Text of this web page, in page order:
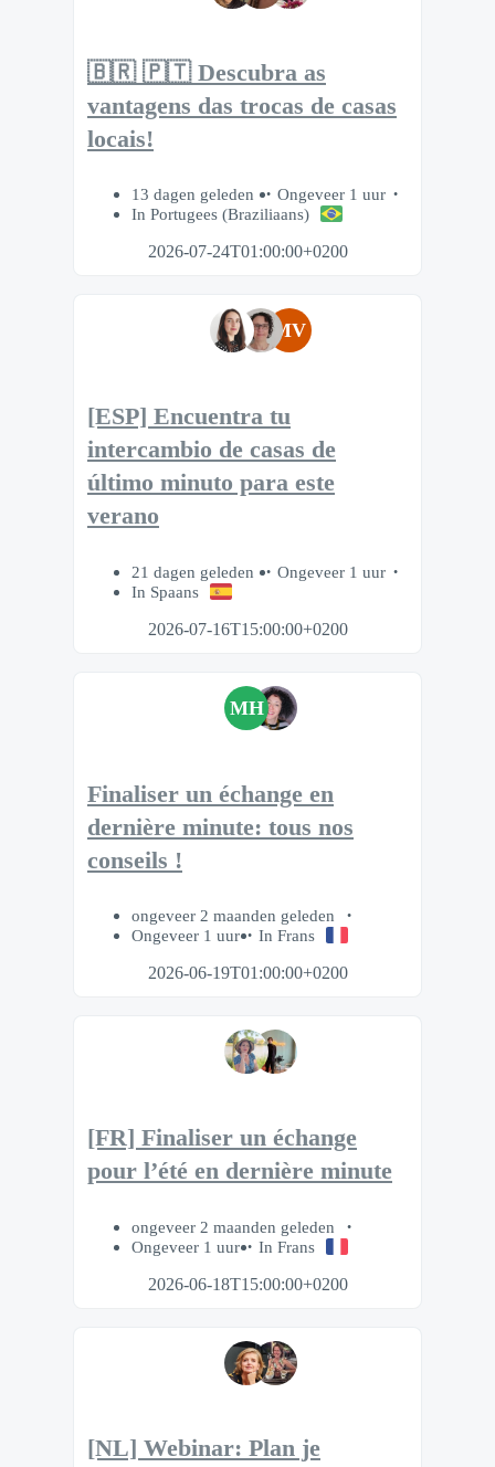
🇧🇷 🇵🇹 Descubra as
vantagens das trocas de casas
locais!
13 dagen geleden
Ongeveer 1 uur
In Portugees (Braziliaans)
2026-07-24T01:00:00+0200
MV
[ESP] Encuentra tu
intercambio de casas de
último minuto para este
verano
21 dagen geleden
Ongeveer 1 uur
In Spaans
2026-07-16T15:00:00+0200
MH
Finaliser un échange en
dernière minute: tous nos
conseils !
ongeveer 2 maanden geleden
Ongeveer 1 uur
In Frans
2026-06-19T01:00:00+0200
[FR] Finaliser un échange
pour l’été en dernière minute
ongeveer 2 maanden geleden
Ongeveer 1 uur
In Frans
2026-06-18T15:00:00+0200
[NL] Webinar: Plan je